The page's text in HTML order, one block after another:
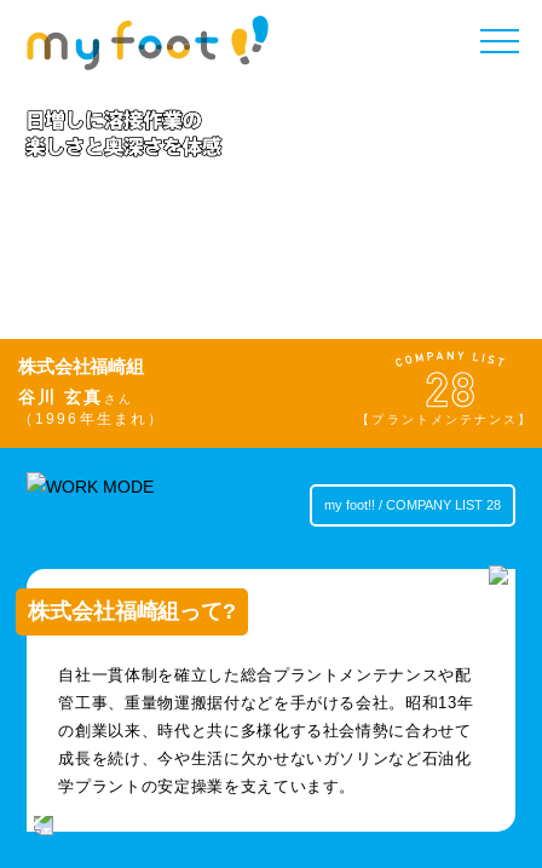
toggle
【プラントメンテナンス】
株式会社福崎組
谷川 玄真 さん
（1996年生まれ）
my foot!! / COMPANY LIST 28
株式会社福崎組って?
自社一貫体制を確立した総合プラントメンテナンスや配
管工事、重量物運搬据付などを手がける会社。昭和13年
の創業以来、時代と共に多様化する社会情勢に合わせて
成長を続け、今や生活に欠かせないガソリンなど石油化
学プラントの安定操業を支えています。